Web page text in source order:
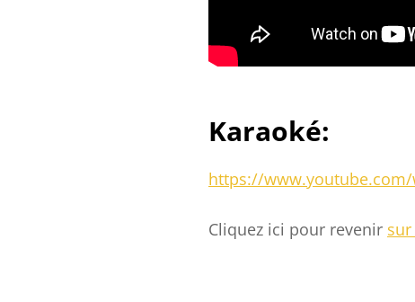
Karaoké:
https://www.youtube.com/
Cliquez ici pour revenir